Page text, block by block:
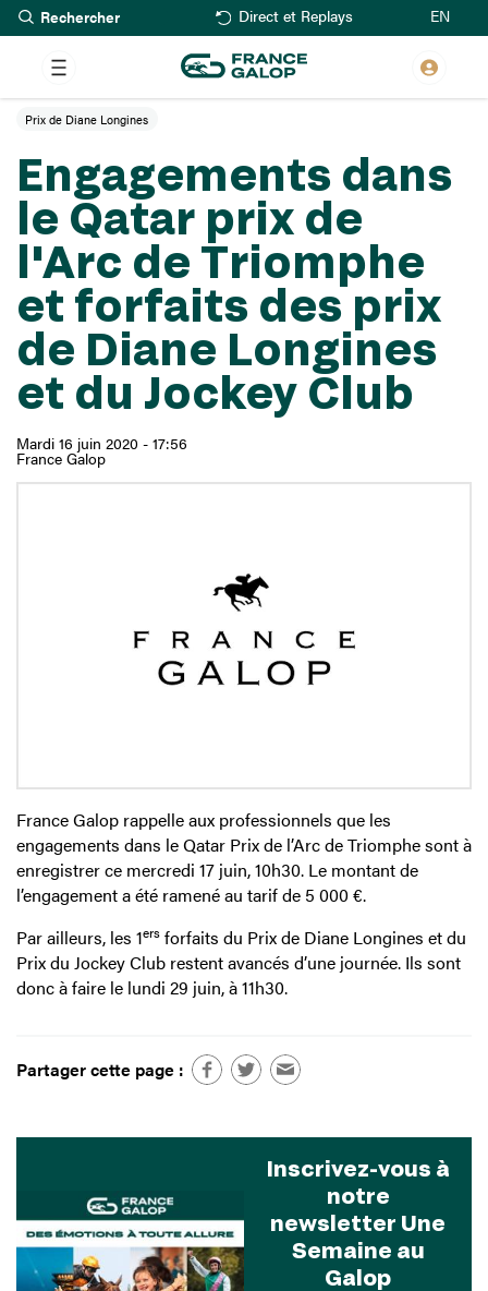
Aller
au
contenu
principal
Rechercher Direct et Replays EN
Engagements dans
le Qatar prix de
l'Arc de Triomphe
et forfaits des prix
de Diane Longines
et du Jockey Club
Mardi 16 juin 2020 - 17:56
France Galop
Prix de Diane Longines
France Galop rappelle aux professionnels que les
engagements dans le Qatar Prix de l’Arc de Triomphe sont à
enregistrer ce mercredi 17 juin, 10h30. Le montant de
l’engagement a été ramené au tarif de 5 000 €.
Par ailleurs, les 1ers forfaits du Prix de Diane Longines et du
Prix du Jockey Club restent avancés d’une journée. Ils sont
donc à faire le lundi 29 juin, à 11h30.
Partager cette page :
Inscrivez-vous à
notre
newsletter Une
Semaine au
Galop